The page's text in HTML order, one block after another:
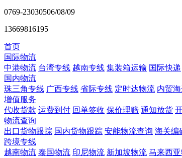
0769-23030506/08/09
13669816195
首页
国际物流
中港物流 台湾专线 越南专线 集装箱运输 国际快递
国内物流
珠三角专线 广西专线 省际专线 定时达物流 内贸
增值服务
代收货款 运费到付 回单签收 保价理赔 通知放货
物流查询
出口货物跟踪 国内货物跟踪 安能物流查询 海关编
跨境专线
越南物流 泰国物流 印尼物流 新加坡物流 马来西